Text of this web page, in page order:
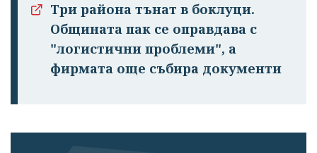
Три района тънат в боклуци.
Общината пак се оправдава с
"логистични проблеми", а
фирмата още събира документи